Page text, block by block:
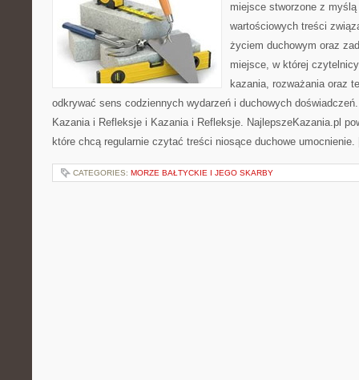
miejsce stworzone z
wartościowych treści
życiem duchowym oraz
miejsce, w której
kazania, rozważania oraz
odkrywać sens codziennych wydarzeń i duchowych
Kazania i Refleksje i Kazania i Refleksje. NajlepszeKazania.pl
które chcą regularnie czytać treści niosące duchowe
CATEGORIES: MORZE BAŁTYCKIE I JEGO SKARBY